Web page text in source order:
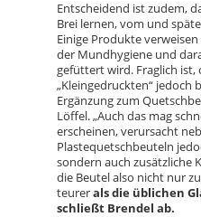
Entscheidend ist zudem,
Brei lernen, vom und
Einige Produkte
der Mundhygiene und
gefüttert wird. Fraglich ist,
„Kleingedruckten“ jedoch
Ergänzung zum
Löffel. „Auch das mag
erscheinen, verursacht
Plastequetschbeuteln
sondern auch zusätzliche
die Beutel also nicht nur
teurerals die üblichen
schließt Brendel ab.